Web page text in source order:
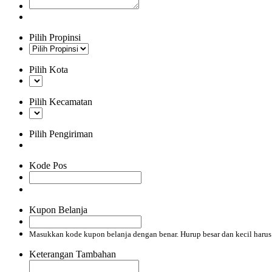
Pilih Propinsi
Pilih Kota
Pilih Kecamatan
Pilih Pengiriman
Kode Pos
Kupon Belanja
Masukkan kode kupon belanja dengan benar. Hurup besar dan kecil harus
Keterangan Tambahan